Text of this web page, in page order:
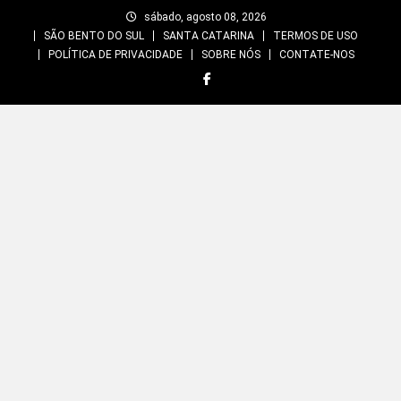
sábado, agosto 08, 2026
SÃO BENTO DO SUL
SANTA CATARINA
TERMOS DE USO
POLÍTICA DE PRIVACIDADE
SOBRE NÓS CONTATE-NOS